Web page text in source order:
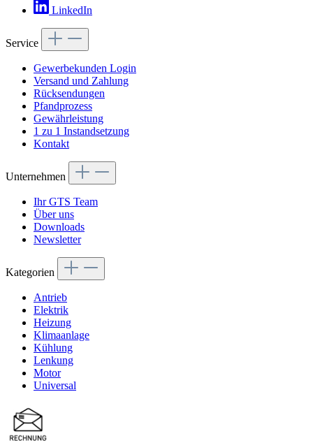
LinkedIn
Service
Gewerbekunden Login
Versand und Zahlung
Rücksendungen
Pfandprozess
Gewährleistung
1 zu 1 Instandsetzung
Kontakt
Unternehmen
Ihr GTS Team
Über uns
Downloads
Newsletter
Kategorien
Antrieb
Elektrik
Heizung
Klimaanlage
Kühlung
Lenkung
Motor
Universal